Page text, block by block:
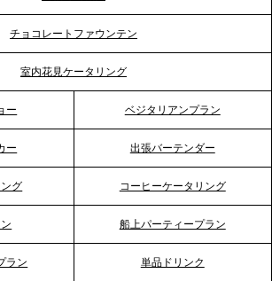
のご案内｜ケータリングのセカンド
スのご案内｜「温かな食」が会話のス
社員研修で《食体験としてのケータ
のご案内｜ケータリングのセカンド
チョコレートファウンテン
室内花見ケータリング
ー ベジタリアンプラン
ー 出張バーテンダー
グ コーヒーケータリング
船上パーティープラン
ラン 単品ドリンク